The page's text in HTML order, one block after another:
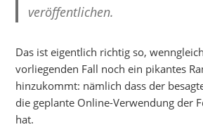
veröffentlichen.
Das ist eigentlich richtig so,
vorliegenden Fall noch ein pikantes
hinzukommt: nämlich dass der
die geplante Online-Verwendung der
hat.